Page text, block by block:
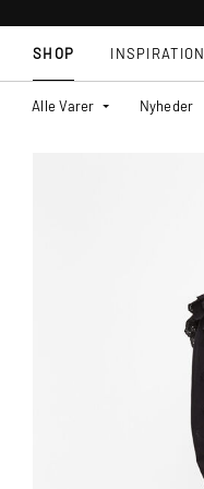
SHOP
Alle Varer Nyheder
INSPIRATION